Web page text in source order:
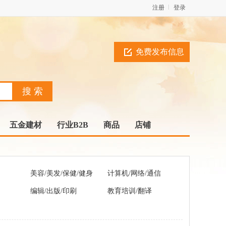
登录
注册
免费发布信息
五金建材 行业B2B 商品 店铺
美容/美发/保健/健身 计算机/网络/通信
编辑/出版/印刷 教育培训/翻译